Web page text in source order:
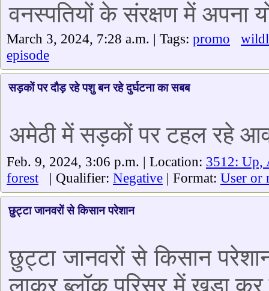
वनस्पतियों के संरक्षण में अपना
March 3, 2024, 7:28 a.m. | Tags: promo
episode
सड़कों पर दौड़ रहे पशु बन रहे दुर्घटना का सबब
अमेठी में सड़कों पर टहल रहे
Feb. 9, 2024, 3:06 p.m. | Location: 3512: Up,
forest | Qualifier: Negative | Format: User or
छुट्टा जानवरों से किसान परेशान
छुट्टा जानवरों से किसान
लाकर ब्लॉक परिसर में खड़ा कर